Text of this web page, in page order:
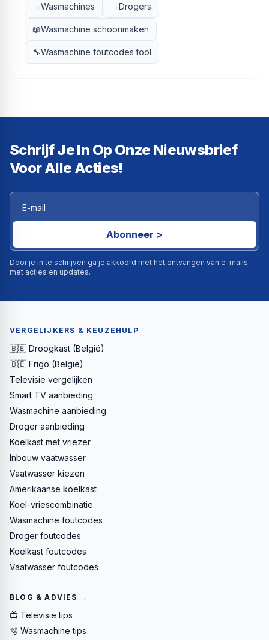
→Wasmachines →Drogers
📖Wasmachine schoonmaken
🔧Wasmachine foutcodes tool
Schrijf Je In Op Onze Nieuwsbrief
Voor Alle Acties!
Abonneer >
Door je in te schrijven ga je akkoord met het ontvangen van e-mails
met acties en updates.
VERGELIJKERS & KEUZEHULP
🇧🇪 Droogkast (België)
🇧🇪 Frigo (België)
Televisie vergelijken
Smart TV aanbieding
Wasmachine aanbieding
Droger aanbieding
Koelkast met vriezer
Inbouw vaatwasser
Vaatwasser kiezen
Amerikaanse koelkast
Koel-vriescombinatie
Wasmachine foutcodes
Droger foutcodes
Koelkast foutcodes
Vaatwasser foutcodes
BLOG & ADVIES →
📺 Televisie tips
🫧 Wasmachine tips